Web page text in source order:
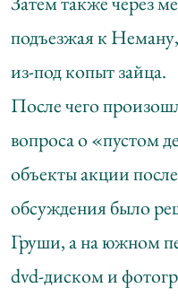
подъезжая к
из-под копыт зайца.
После чего
вопроса о «пустом
объекты акции
обсуждения было
Груши, а на южном
dvd-диском и